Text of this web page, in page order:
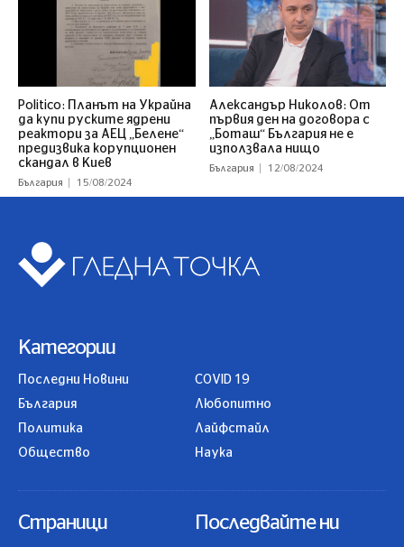
Politico: Планът на Украйна
да купи руските ядрени
реактори за АЕЦ „Белене“
предизвика корупционен
скандал в Киев
България 15/08/2024
Александър Николов: От
първия ден на договора с
„Боташ“ България не е
използвала нищо
България 12/08/2024
Категории
Последни Новини
България
Политика
Общество
COVID 19
Любопитно
Лайфстайл
Наука
Страници Последвайте ни